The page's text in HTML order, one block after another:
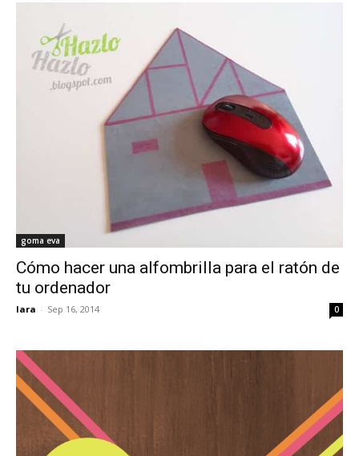
goma eva
Cómo hacer una alfombrilla para el ratón de
tu ordenador
lara - Sep 16, 2014 0